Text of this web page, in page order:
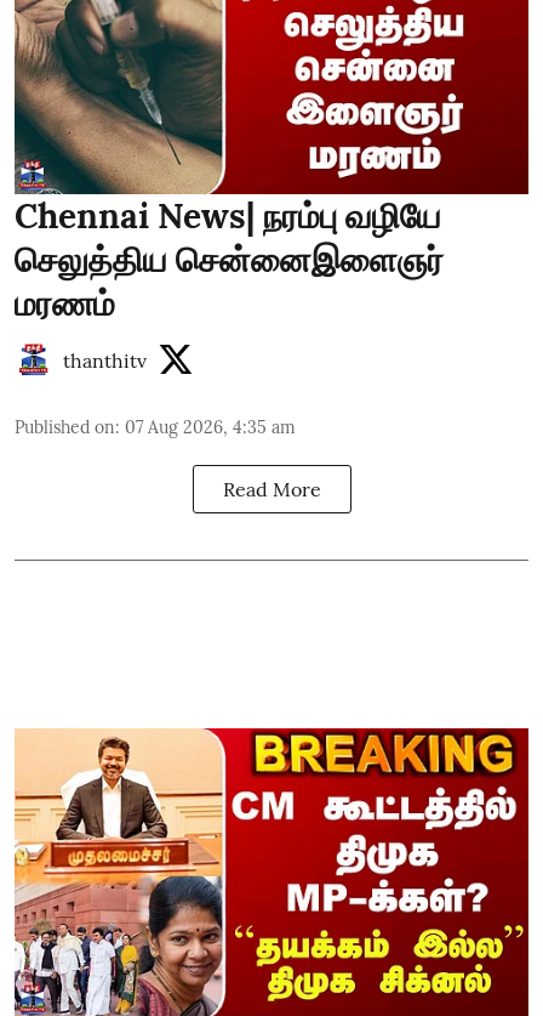
Chennai News| நரம்பு வழியே
செலுத்திய சென்னைஇளைஞர்
மரணம்
thanthitv
Published on: 07 Aug 2026, 4:35 am
Read More